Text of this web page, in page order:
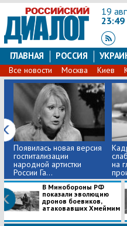
19
23:49
ГЛАВНАЯ РОССИЯ
Все новости Москва Киев
Появилась новая версия
госпитализации
народной артистки
России Га...
на
В Минобороны РФ
показали эволюцию
дронов боевиков,
атаковавших Хмеймим